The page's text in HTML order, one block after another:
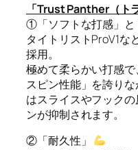
「Trust Panther（ト
①「ソフトな打感」と
タイトリストProV1な
採用。
極めて柔らかい打感
スピン性能」を誇り
はスライスやフック
ンが抑制されます。
②「耐久性」